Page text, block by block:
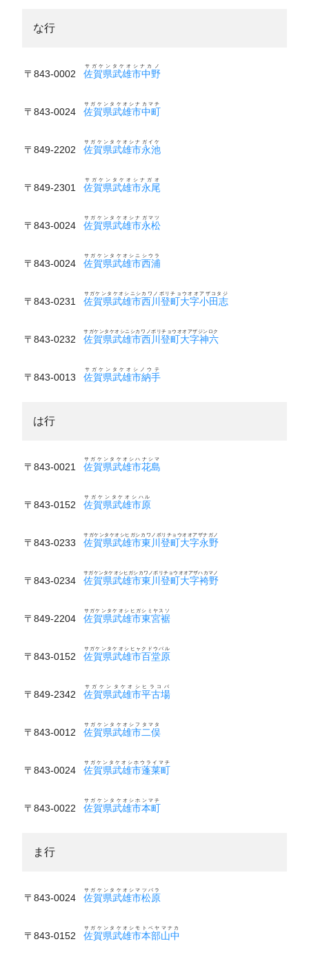
な行
〒843-0002 佐賀県武雄市中野
サガケンタケオシナカノ
〒843-0024 佐賀県武雄市中町
サガケンタケオシナカマチ
〒849-2202 佐賀県武雄市永池
サガケンタケオシナガイケ
〒849-2301 佐賀県武雄市永尾
サガケンタケオシナガオ
〒843-0024 佐賀県武雄市永松
サガケンタケオシナガマツ
〒843-0024 佐賀県武雄市西浦
サガケンタケオシニシウラ
〒843-0231 佐賀県武雄市西川登町大字小田志
サガケンタケオシニシカワノボリチョウオオアザコタジ
〒843-0232 佐賀県武雄市西川登町大字神六
サガケンタケオシニシカワノボリチョウオオアザジンロク
〒843-0013 佐賀県武雄市納手
サガケンタケオシノウテ
は行
〒843-0021 佐賀県武雄市花島
サガケンタケオシハナシマ
〒843-0152 佐賀県武雄市原
サガケンタケオシハル
〒843-0233 佐賀県武雄市東川登町大字永野
サガケンタケオシヒガシカワノボリチョウオオアザナガノ
〒843-0234 佐賀県武雄市東川登町大字袴野
サガケンタケオシヒガシカワノボリチョウオオアザハカマノ
〒849-2204 佐賀県武雄市東宮裾
サガケンタケオシヒガシミヤスソ
〒843-0152 佐賀県武雄市百堂原
サガケンタケオシヒャクドウバル
〒849-2342 佐賀県武雄市平古場
サガケンタケオシヒラコバ
〒843-0012 佐賀県武雄市二俣
サガケンタケオシフタマタ
〒843-0024 佐賀県武雄市蓬莱町
サガケンタケオシホウライマチ
〒843-0022 佐賀県武雄市本町
サガケンタケオシホンマチ
ま行
〒843-0024 佐賀県武雄市松原
サガケンタケオシマツバラ
〒843-0152 佐賀県武雄市本部山中
サガケンタケオシモトベヤマナカ